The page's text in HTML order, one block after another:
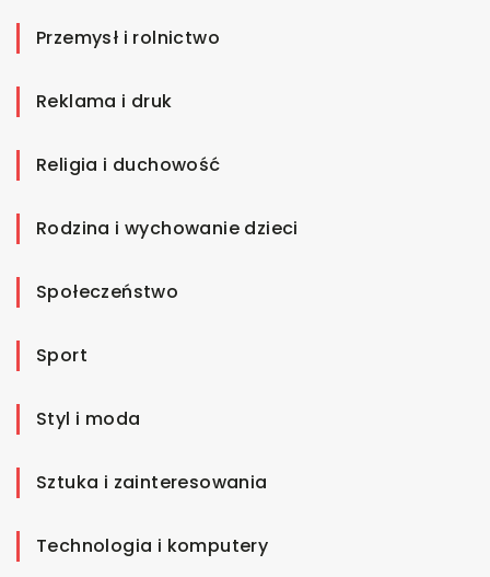
Przemysł i rolnictwo
Reklama i druk
Religia i duchowość
Rodzina i wychowanie dzieci
Społeczeństwo
Sport
Styl i moda
Sztuka i zainteresowania
Technologia i komputery